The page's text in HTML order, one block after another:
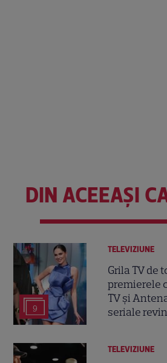
DIN ACEEAȘI
9
TELEVIZIUNE
Grila TV de
premierele
TV și
seriale
TELEVIZIUNE